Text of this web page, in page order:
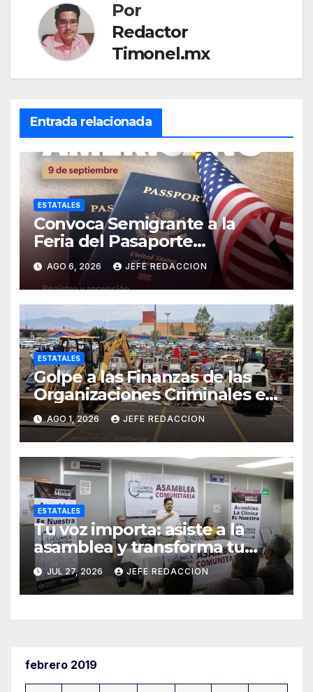
Por
Redactor
Timonel.mx
Entrada relacionada
ESTATALES
Convoca Semigrante a la
Feria del Pasaporte
Estadounidense 2026
AGO 6, 2026 JEFE REDACCION
ESTATALES
Golpe a las Finanzas de las
Organizaciones Criminales en
Operativos
Interinstitucionales
AGO 1, 2026 JEFE REDACCION
ESTATALES
Tu voz importa: asiste a la
asamblea y transforma tu
clínica del IMSS-Bienestar
JUL 27, 2026 JEFE REDACCION
febrero 2019